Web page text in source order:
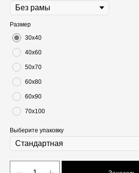
Размер
30х40
40х60
50х70
60х80
60х90
70х100
Выберите упаковку